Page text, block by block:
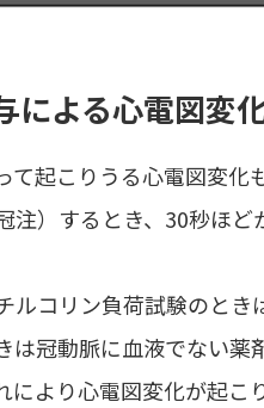
による心電図変
て起こりうる心電図変
注）するとき、30秒ほど
ルコリン負荷試験のと
は冠動脈に血液でない
により心電図変化が起